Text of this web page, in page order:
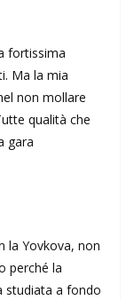
fortissima
Ma la mia
non mollare
qualità che
gara
la Yovkova, non
perché la
studiata a fondo